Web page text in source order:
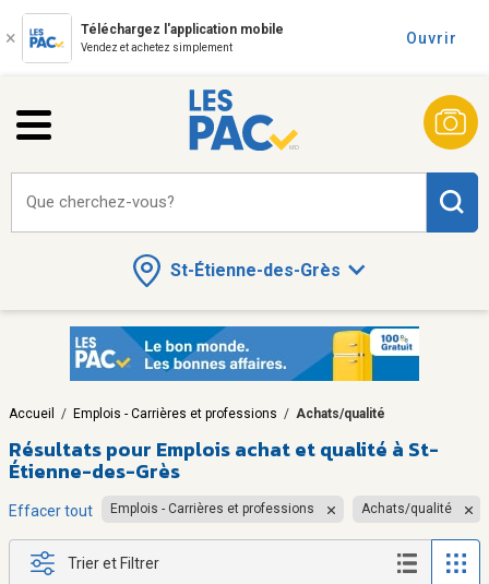
Téléchargez l'application mobile
Vendez et achetez simplement
Ouvrir
St-Étienne-des-Grès
Que cherchez-vous?
Accueil / Emplois - Carrières et professions / Achats/qualité
Résultats pour Emplois achat et qualité à St-
Étienne-des-Grès
Effacer tout Emplois - Carrières et professions Achats/qualité
Trier et Filtrer